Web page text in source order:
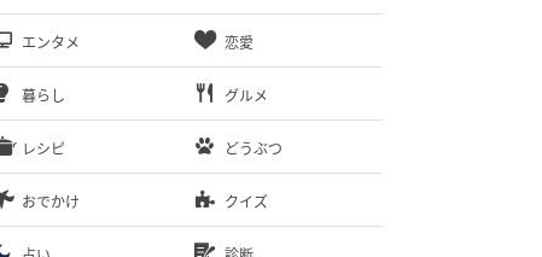
エンタメ 恋愛
暮らし グルメ
レシピ どうぶつ
おでかけ クイズ